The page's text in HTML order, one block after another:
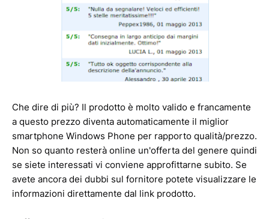
Che dire di più? Il prodotto è molto valido e francamente
a questo prezzo diventa automaticamente il miglior
smartphone Windows Phone per rapporto qualità/prezzo.
Non so quanto resterà online un'offerta del genere quindi
se siete interessati vi conviene approfittarne subito. Se
avete ancora dei dubbi sul fornitore potete visualizzare le
informazioni direttamente dal link prodotto.